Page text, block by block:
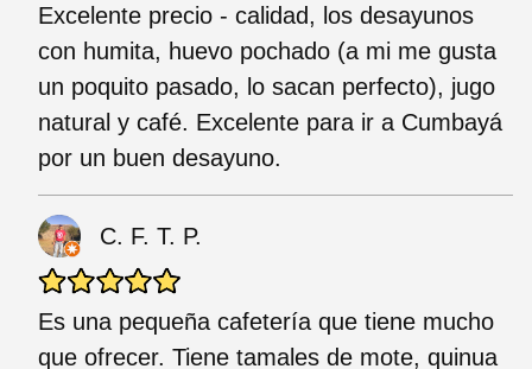
Excelente precio - calidad, los desayunos
con humita, huevo pochado (a mi me gusta
un poquito pasado, lo sacan perfecto), jugo
natural y café. Excelente para ir a Cumbayá
por un buen desayuno.
C. F. T. P.
Es una pequeña cafetería que tiene mucho
que ofrecer. Tiene tamales de mote, quinua